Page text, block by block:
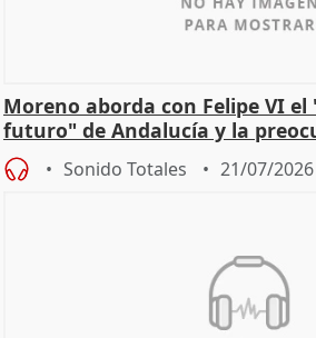
Moreno aborda con Felipe VI el
futuro" de Andalucía y la
incendios
Sonido Totales 21/07/2026